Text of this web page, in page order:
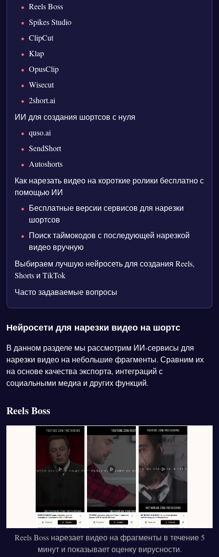
Reels Boss
Spikes Studio
ClipCut
Klap
OpusClip
Wisecut
2short.ai
ИИ для создания шортсов с нуля
quso.ai
SendShort
Autoshorts
Как нарезать видео на короткие ролики бесплатно с
помощью ИИ
Бесплатные версии сервисов для нарезки
шортсов
Поиск таймокодов с последующей нарезкой
видео вручную
Выбираем лучшую нейросеть для создания Reels,
Shorts и TikTok
Часто задаваемые вопросы
Нейросети для нарезки видео на шортс
В данном разделе мы рассмотрим ИИ-сервисы для
нарезки видео на небольшие фрагменты. Сравним их
на основе качества экспорта, интеграций с
социальными медиа и других функций.
Reels Boss
Reels Boss нарезает видео на фрагменты в течение 5
минут и показывает оценку вирусности.